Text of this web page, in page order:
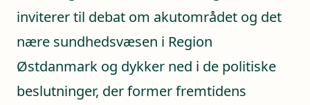
inviterer til debat om akutområdet og det
nære sundhedsvæsen i Region
Østdanmark og dykker ned i de politiske
beslutninger, der former fremtidens